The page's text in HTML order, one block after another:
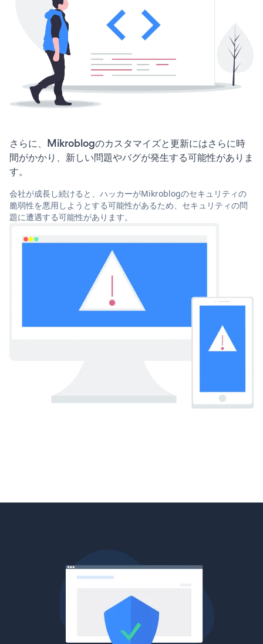
さらに、Mikroblogのカスタマイズと更新にはさらに時
間がかかり、新しい問題やバグが発生する可能性がありま
す。
会社が成長し続けると、ハッカーがMikroblogのセキュリティの
脆弱性を悪用しようとする可能性があるため、セキュリティの問
題に遭遇する可能性があります。